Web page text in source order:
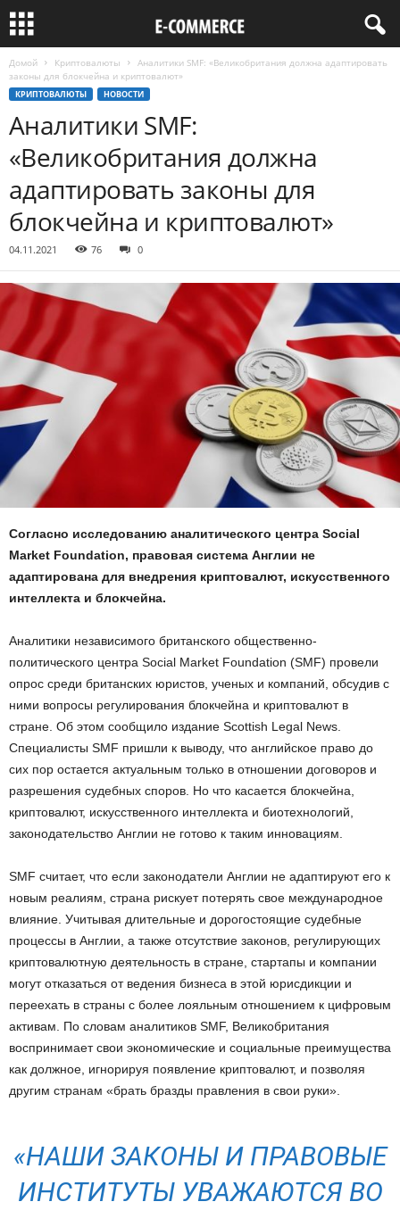
Домой Криптовалюты
Аналитики SMF: «Великобритания должна адаптировать
законы для блокчейна и криптовалют»
КРИПТОВАЛЮТЫ НОВОСТИ
Аналитики SMF:
«Великобритания должна
адаптировать законы для
блокчейна и криптовалют»
04.11.2021 76 0
Согласно исследованию аналитического центра Social
Market Foundation, правовая система Англии не
адаптирована для внедрения криптовалют, искусственного
интеллекта и блокчейна.
Аналитики независимого британского общественно-
политического центра Social Market Foundation (SMF) провели
опрос среди британских юристов, ученых и компаний, обсудив с
ними вопросы регулирования блокчейна и криптовалют в
стране. Об этом сообщило издание Scottish Legal News.
Специалисты SMF пришли к выводу, что английское право до
сих пор остается актуальным только в отношении договоров и
разрешения судебных споров. Но что касается блокчейна,
криптовалют, искусственного интеллекта и биотехнологий,
законодательство Англии не готово к таким инновациям.
SMF считает, что если законодатели Англии не адаптируют его к
новым реалиям, страна рискует потерять свое международное
влияние. Учитывая длительные и дорогостоящие судебные
процессы в Англии, а также отсутствие законов, регулирующих
криптовалютную деятельность в стране, стартапы и компании
могут отказаться от ведения бизнеса в этой юрисдикции и
переехать в страны с более лояльным отношением к цифровым
активам. По словам аналитиков SMF, Великобритания
воспринимает свои экономические и социальные преимущества
как должное, игнорируя появление криптовалют, и позволяя
другим странам «брать бразды правления в свои руки».
«НАШИ ЗАКОНЫ И ПРАВОВЫЕ
ИНСТИТУТЫ УВАЖАЮТСЯ ВО